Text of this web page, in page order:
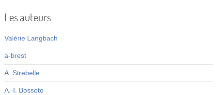
Les auteurs
Valérie Langbach
a-brest
A. Strebelle
A.-I. Bossoto